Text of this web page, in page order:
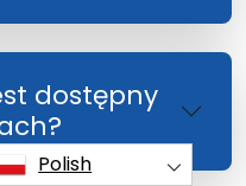
dostępny
Polish